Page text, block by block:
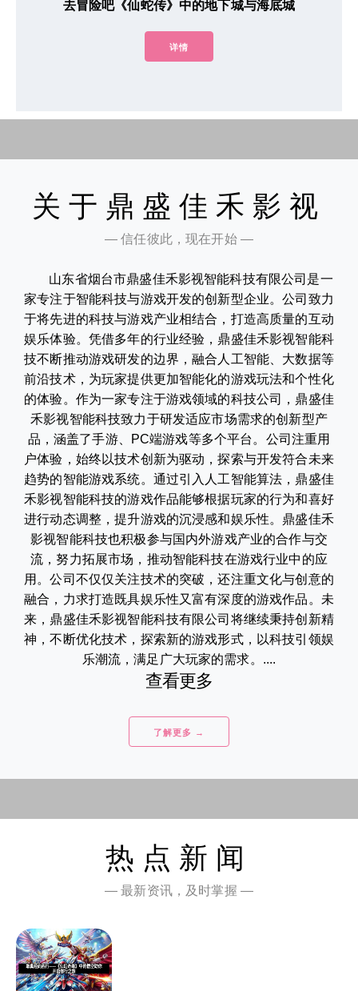
去冒险吧《仙蛇传》中的地下城与海底城
详情
关于鼎盛佳禾影视
— 信任彼此，现在开始 —
山东省烟台市鼎盛佳禾影视智能科技有限公司是一
家专注于智能科技与游戏开发的创新型企业。公司致力
于将先进的科技与游戏产业相结合，打造高质量的互动
娱乐体验。凭借多年的行业经验，鼎盛佳禾影视智能科
技不断推动游戏研发的边界，融合人工智能、大数据等
前沿技术，为玩家提供更加智能化的游戏玩法和个性化
的体验。作为一家专注于游戏领域的科技公司，鼎盛佳
禾影视智能科技致力于研发适应市场需求的创新型产
品，涵盖了手游、PC端游戏等多个平台。公司注重用
户体验，始终以技术创新为驱动，探索与开发符合未来
趋势的智能游戏系统。通过引入人工智能算法，鼎盛佳
禾影视智能科技的游戏作品能够根据玩家的行为和喜好
进行动态调整，提升游戏的沉浸感和娱乐性。鼎盛佳禾
影视智能科技也积极参与国内外游戏产业的合作与交
流，努力拓展市场，推动智能科技在游戏行业中的应
用。公司不仅仅关注技术的突破，还注重文化与创意的
融合，力求打造既具娱乐性又富有深度的游戏作品。未
来，鼎盛佳禾影视智能科技有限公司将继续秉持创新精
神，不断优化技术，探索新的游戏形式，以科技引领娱
乐潮流，满足广大玩家的需求。....
查看更多
了解更多 →
热点新闻
— 最新资讯，及时掌握 —